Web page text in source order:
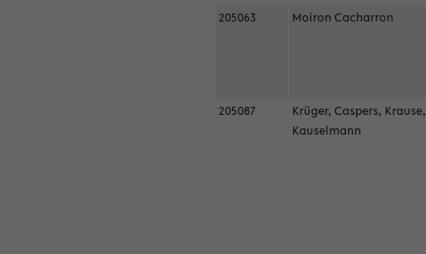
205063 Moiron Cacharron
205087
Krüger, Caspers, Krause,
Kauselmann